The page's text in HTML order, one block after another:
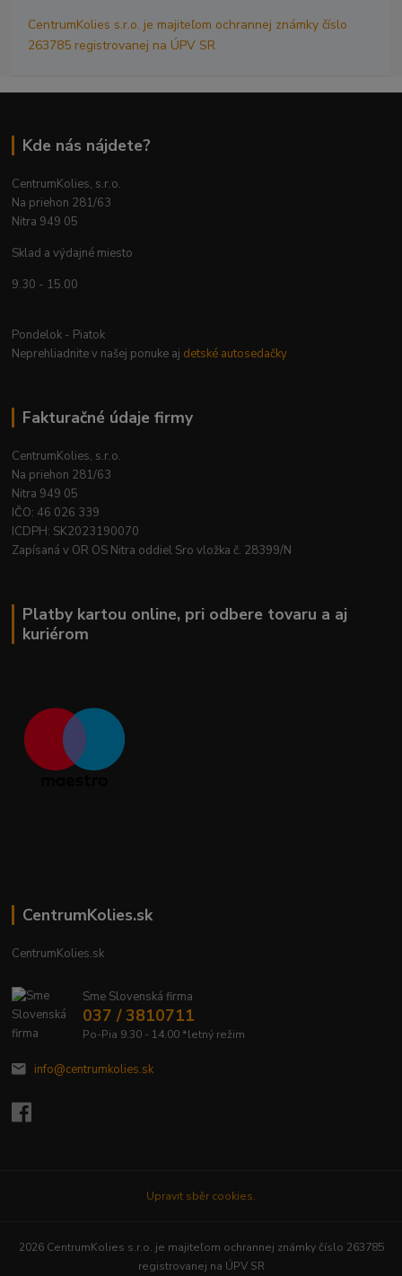
CentrumKolies s.r.o. je majiteľom ochrannej známky číslo
263785 registrovanej na ÚPV SR
Kde nás nájdete?
CentrumKolies, s.r.o.
Na priehon 281/63
Nitra 949 05
Sklad a výdajné miesto
9.30 - 15.00
Pondelok - Piatok
Neprehliadnite v našej ponuke aj detské autosedačky
Fakturačné údaje firmy
CentrumKolies, s.r.o.
Na priehon 281/63
Nitra 949 05
IČO: 46 026 339
ICDPH: SK2023190070
Zapísaná v OR OS Nitra oddiel Sro vložka č. 28399/N
Platby kartou online, pri odbere tovaru a aj
kuriérom
CentrumKolies.sk
CentrumKolies.sk
Sme Slovenská firma
037 / 3810711
Po-Pia 9.30 - 14.00 *letný režim
info@centrumkolies.sk
Upravit sběr cookies.
2026 CentrumKolies s.r.o. je majiteľom ochrannej známky číslo 263785
registrovanej na ÚPV SR